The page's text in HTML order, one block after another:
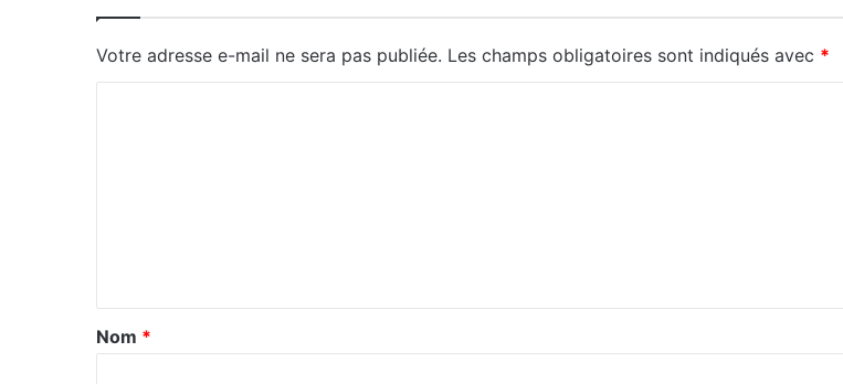
Votre adresse e-mail ne sera pas publiée. Les champs obligatoires sont indiqués avec *
a
Nom *